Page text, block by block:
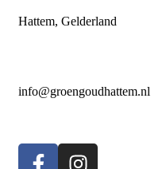
Hattem, Gelderland
info@groengoudhattem.nl